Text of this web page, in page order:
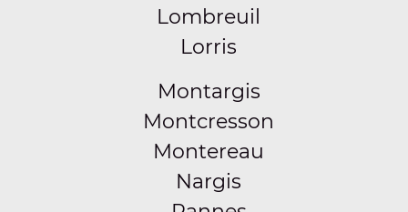
Lombreuil
Lorris
Montargis
Montcresson
Montereau
Nargis